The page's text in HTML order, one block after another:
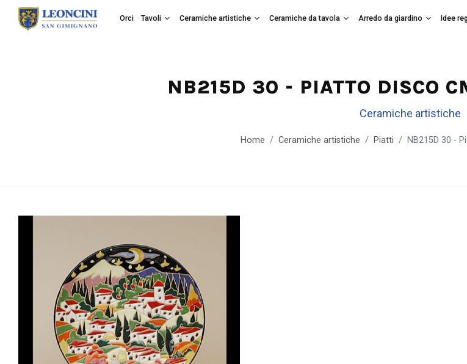
Orci Tavoli Ceramiche artistiche Ceramiche da tavola Arredo da giardino Idee
NB215D 30 - PIATTO DISCO
Ceramiche artistiche
Home Ceramiche artistiche Piatti NB215D 30 -